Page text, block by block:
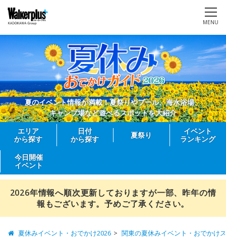
MENU
夏のイベント情報が満載！夏祭りやプール、海水浴場、
キャンプ場など遊べるスポットを大紹介
エリア
から探す
日付
から探す
夏祭り
イベント
ランキング
今日開催
イベント
2026年情報へ順次更新しておりますが一部、昨年の情
報もございます。予めご了承ください。
夏休みイベント・おでかけ2026 関東の夏休みイベント・おでかけ